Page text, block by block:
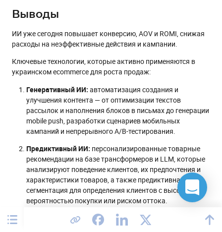
Выводы
ИИ уже сегодня повышает конверсию, AOV и ROMI, снижая
расходы на неэффективные действия и кампании.
Ключевые технологии, которые активно применяются в
украинском ecommerce для роста продаж:
Генеративный ИИ: автоматизация создания и
улучшения контента — от оптимизации текстов
рассылок и наполнения блоков в письмах до генерации
mobile push, разработки сценариев мобильных
кампаний и непрерывного A/B-тестирования.
Предиктивный ИИ: персонализированные товарные
рекомендации на базе трансформеров и LLM, которые
анализируют поведение клиентов, их предпочтения и
характеристики товаров, а также предиктивная
сегментация для определения клиентов с высокой
вероятностью покупки или риском оттока.
Вскоре бизнес испытает возможности агентного ИИ
технологии, которая сможет самостоятельно формировать